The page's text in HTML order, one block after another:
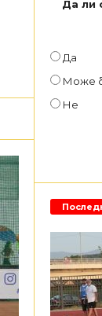
Да ли
Да
Може
Не